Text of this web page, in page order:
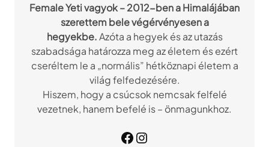
Female Yeti vagyok – 2012-ben a Himalájában
szerettem bele végérvényesen a
hegyekbe.Azóta a hegyek és az utazás
szabadsága határozza meg az életem és ezért
cseréltem le a „normális” hétköznapi életem a
világ felfedezésére.
Hiszem, hogy a csúcsok nemcsak felfelé
vezetnek, hanem befelé is – önmagunkhoz.
Facebook Instagram